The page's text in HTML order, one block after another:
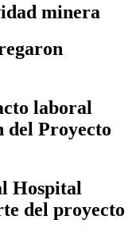
minera
laboral
del Proyecto
Hospital
del proyecto